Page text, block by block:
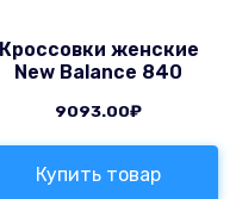
Кроссовки женские
New Balance 840
9093.00₽
Купить товар